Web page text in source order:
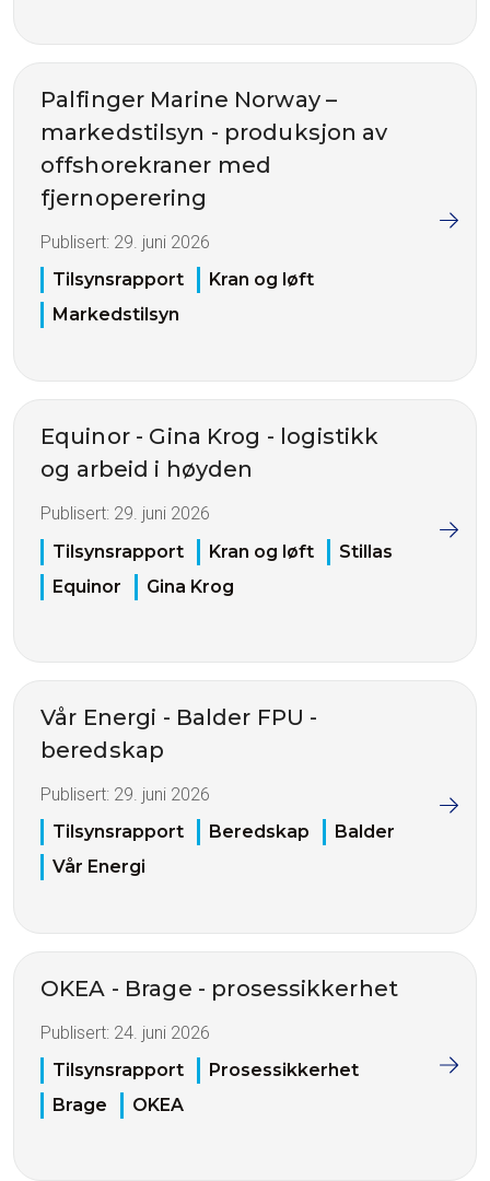
Palfinger Marine Norway –
markedstilsyn - produksjon av
offshorekraner med
fjernoperering
Publisert: 29. juni 2026
Tilsynsrapport
Kran og løft
Markedstilsyn
Equinor - Gina Krog - logistikk
og arbeid i høyden
Publisert: 29. juni 2026
Tilsynsrapport
Kran og løft
Stillas
Equinor
Gina Krog
Vår Energi - Balder FPU -
beredskap
Publisert: 29. juni 2026
Tilsynsrapport
Beredskap
Balder
Vår Energi
OKEA - Brage - prosessikkerhet
Publisert: 24. juni 2026
Tilsynsrapport
Prosessikkerhet
Brage
OKEA